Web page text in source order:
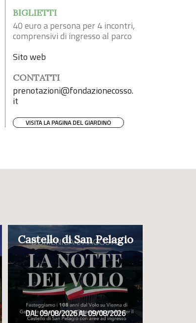
BIGLIETTI
40 euro a persona per 4 incontri,
comprensivi di ingresso al parco
Sito web
CONTATTI
prenotazioni@fondazionecosso.
it
VISITA LA PAGINA DEL GIARDINO
Castello di San Pelagio
DAL 09/08/2026 AL 09/08/2026